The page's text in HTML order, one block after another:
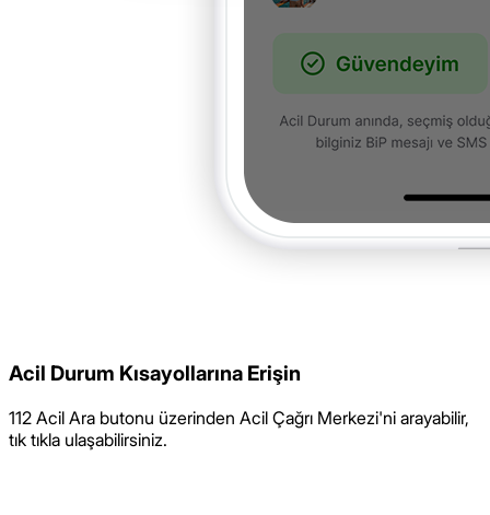
Acil Durum Kısayollarına Erişin
112 Acil Ara butonu üzerinden Acil Çağrı Merkezi'ni arayabilir,
tık tıkla ulaşabilirsiniz.